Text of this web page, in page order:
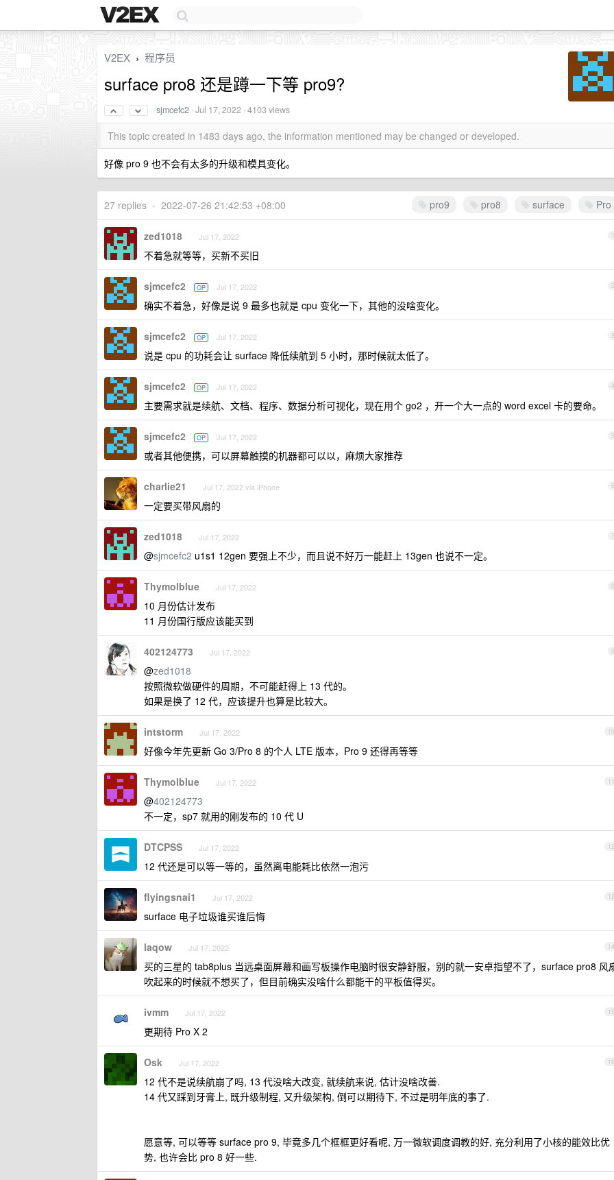
V2EX › 程序员
surface pro8 还是蹲一下等 pro9?
sjmcefc2 ·Jul 17, 2022 · 4103 views
This topic created in 1483 days ago, the information mentioned may be changed or developed.
好像 pro 9 也不会有太多的升级和模具变化。
pro9 pro8 surface Pro
27 replies • 2022-07-26 21:42:53 +08:00
1
zed1018 Jul 17, 2022
不着急就等等，买新不买旧
2
sjmcefc2 OP Jul 17, 2022
确实不着急，好像是说 9 最多也就是 cpu 变化一下，其他的没啥变化。
3
sjmcefc2 OP Jul 17, 2022
说是 cpu 的功耗会让 surface 降低续航到 5 小时，那时候就太低了。
4
sjmcefc2 OP Jul 17, 2022
主要需求就是续航、文档、程序、数据分析可视化，现在用个 go2 ，开一个大一点的 word excel 卡的要命。
5
sjmcefc2 OP Jul 17, 2022
或者其他便携，可以屏幕触摸的机器都可以以，麻烦大家推荐
6
charlie21 Jul 17, 2022 via iPhone
一定要买带风扇的
7
zed1018 Jul 17, 2022
@sjmcefc2 u1s1 12gen 要强上不少，而且说不好万一能赶上 13gen 也说不一定。
8
Thymolblue Jul 17, 2022
10 月份估计发布
11 月份国行版应该能买到
9
402124773 Jul 17, 2022
@zed1018
按照微软做硬件的周期，不可能赶得上 13 代的。
如果是换了 12 代，应该提升也算是比较大。
10
intstorm Jul 17, 2022
好像今年先更新 Go 3/Pro 8 的个人 LTE 版本，Pro 9 还得再等等
11
Thymolblue Jul 17, 2022
@402124773
不一定，sp7 就用的刚发布的 10 代 U
12
DTCPSS Jul 17, 2022
12 代还是可以等一等的，虽然离电能耗比依然一泡污
13
flyingsnai1 Jul 17, 2022
surface 电子垃圾谁买谁后悔
14
laqow Jul 17, 2022
买的三星的 tab8plus 当远桌面屏幕和画写板操作电脑时很安静舒服，别的就一安卓指望不了，surface pro8 风
吹起来的时候就不想买了，但目前确实没啥什么都能干的平板值得买。
15
ivmm Jul 17, 2022
更期待 Pro X 2
16
Osk Jul 17, 2022
12 代不是说续航崩了吗, 13 代没啥大改变, 就续航来说, 估计没啥改善.
14 代又踩到牙膏上, 既升级制程, 又升级架构, 倒可以期待下, 不过是明年底的事了.
愿意等, 可以等等 surface pro 9, 毕竟多几个框框更好看呢, 万一微软调度调教的好, 充分利用了小核的能效比优
势, 也许会比 pro 8 好一些.